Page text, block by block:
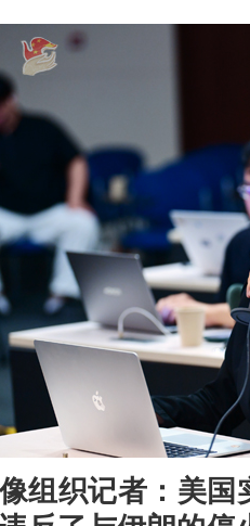
组织记者：美国